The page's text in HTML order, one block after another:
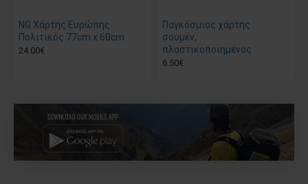
NG Χάρτης Ευρώπης
Πολιτικός 77cm x 60cm
24.00€
Παγκόσμιος χάρτης
σουμέν,
πλαστικοποιημένος
6.50€